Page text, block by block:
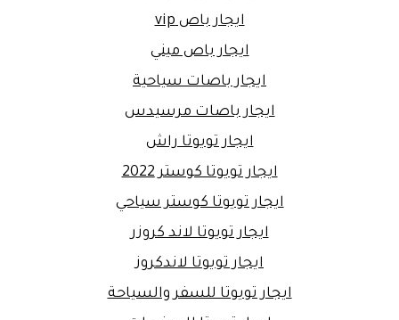
ايجار باص vip
ايجار باص ميني
ايجار باصات سياحية
ايجار باصات مرسيدس
ايجار تويوتا راش
ايجار تويوتا كوستر 2022
ايجار تويوتا كوستر سياحي
ايجار تويوتا لاند كروزر
ايجار تويوتا لاندكروز
ايجار تويوتا للسفر والسياحة